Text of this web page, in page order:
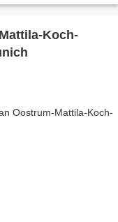
Koch-